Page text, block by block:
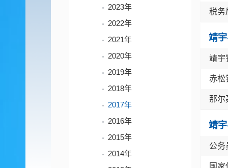
2023年
2022年
2021年
2020年
2019年
2018年
2017年
2016年
2015年
2014年
税务
靖
靖宇
赤松
那尔
靖
公务
国家